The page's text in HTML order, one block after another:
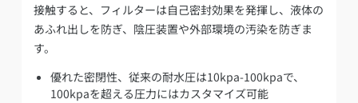
接触すると、フィルターは自己密封効果を発揮し、液体の
あふれ出しを防ぎ、陰圧装置や外部環境の汚染を防ぎま
す。
優れた密閉性、従来の耐水圧は10kpa-100kpaで、
100kpaを超える圧力にはカスタマイズ可能